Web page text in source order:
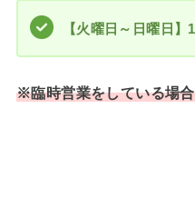
【火曜日～日曜日
※臨時営業をしている場